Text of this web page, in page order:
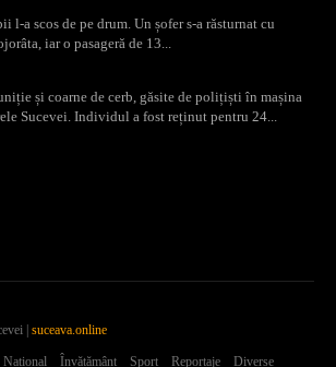
l-a scos de pe drum. Un șofer s-a răsturnat cu
iar o pasageră de 13...
și coarne de cerb, găsite de polițiști în mașina
Sucevei. Individul a fost reținut pentru 24...
| suceava.online
Național Învățământ Sport Reportaje Diverse